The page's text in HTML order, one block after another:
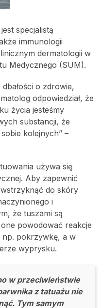
jest specjalistą
immunologii
dermatologii w
Medycznego (SUM).
o zdrowie,
odpowiedział, że
życia jesteśmy
substancji, że
kolejnych” –
używa się
Aby zapewnić
do skóry
i
że tuszami są
powodować reakcje
np. pokrzywkę, a w
wyprysku.
w przeciwieństwie
z tatuażu nie
Tym samym